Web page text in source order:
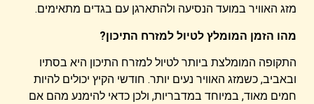
מזג האוויר במועד הנסיעה ולהתארגן עם בגדים מתאימים.
מהו הזמן המומלץ לטיול למזרח התיכון?
התקופה המומלצת ביותר לטיול למזרח התיכון היא בסתיו
ובאביב, כשמזג האוויר נעים יותר. חודשי הקיץ יכולים להיות
חמים מאוד, במיוחד במדבריות, ולכן כדאי להימנע מהם אם